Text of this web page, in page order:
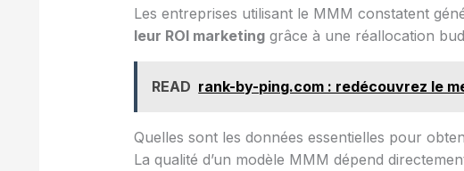
Les entreprises utilisant le MMM constatent
leur ROI marketing grâce à une réallocation
READ rank-by-ping.com : redécouvrez le
Quelles sont les données essentielles pour
La qualité d’un modèle MMM dépend